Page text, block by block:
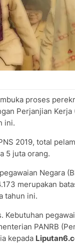
proses
Perjanjian
ini.
2019, total
5 juta orang.
Negara
merupakan
tahun ini.
Kebutuhan
PANRB
kepada